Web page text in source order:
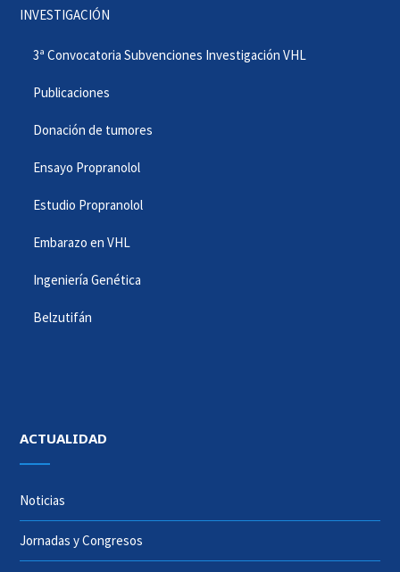
INVESTIGACIÓN
3ª Convocatoria Subvenciones Investigación VHL
Publicaciones
Donación de tumores
Ensayo Propranolol
Estudio Propranolol
Embarazo en VHL
Ingeniería Genética
Belzutifán
ACTUALIDAD
Noticias
Jornadas y Congresos